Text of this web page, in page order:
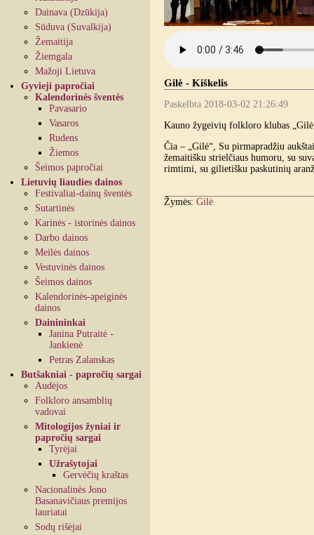
Dainava (Dzūkija)
Sūduva (Suvalkija)
Žemaitija
Žiemgala
Mažoji Lietuva
Gyvieji papročiai
Kalendorinės šventės
Pavasario
Vasaros
Rudens
Žiemos
Šeimos papročiai
Lietuvių liaudies dainos
Festivaliai-dainų šventės
Sutartinės
Karinės - istorinės dainos
Darbo dainos
Meilės dainos
Vestuvinės dainos
Šeimos dainos
Kalendorinės-apeiginės
dainos
Dainininkai
Janina Putraitė -
Jankienė
Petras Zalanskas
Butšakniai - papročių sargai
Audėjos
Folkloro ansamblių
vadovai
Mitologijos žyniai ir
papročių sargai
Tyrėjai
Užrašytojai
Gervėčių kraštas
Nacionalinės Jono
Basanavičiaus premijos
lauriatai
Sodų rišėjai
Gilė - Kiškelis
Paskelbta 2018-03-02 21:26:49
Kauno žygeivių folkloro klubas
Čia – „Gilė“, Su pirmapradžiu
žemaitišku strielčiaus humoru, su
rimtimi, su
Žymės: Gilė